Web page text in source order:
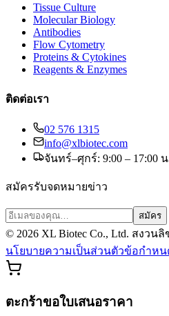
Tissue Culture
Molecular Biology
Antibodies
Flow Cytometry
Proteins & Cytokines
Reagents & Enzymes
ติดต่อเรา
02 576 1315
info@xlbiotec.com
จันทร์–ศุกร์: 9:00 – 17:00
สมัครรับจดหมายข่าว
สมัคร
© 2026 XL Biotec Co., Ltd. สงวน
นโยบายความเป็นส่วนตัวข้อกำหน
ตะกร้าขอใบเสนอราคา